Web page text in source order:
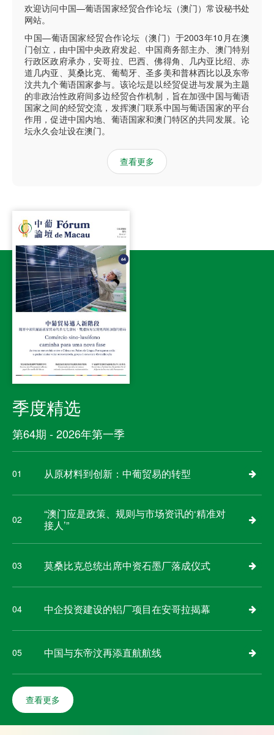
欢迎访问中国—葡语国家经贸合作论坛（澳门）常设秘书处
网站。
中国—葡语国家经贸合作论坛（澳门）于2003年10月在澳
门创立，由中国中央政府发起、中国商务部主办、澳门特别
行政区政府承办，安哥拉、巴西、佛得角、几内亚比绍、赤
道几内亚、莫桑比克、葡萄牙、圣多美和普林西比以及东帝
汶共九个葡语国家参与。该论坛是以经贸促进与发展为主题
的非政治性政府间多边经贸合作机制，旨在加强中国与葡语
国家之间的经贸交流，发挥澳门联系中国与葡语国家的平台
作用，促进中国内地、葡语国家和澳门特区的共同发展。论
坛永久会址设在澳门。
查看更多
季度精选
第64期 - 2026年第一季
01 从原材料到创新：中葡贸易的转型
02
“澳门应是政策、规则与市场资讯的‘精准对
接人’”
03 莫桑比克总统出席中资石墨厂落成仪式
04 中企投资建设的铝厂项目在安哥拉揭幕
05 中国与东帝汶再添直航航线
查看更多